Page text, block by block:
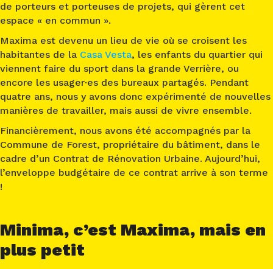
de porteurs et porteuses de projets, qui gèrent cet
espace « en commun ».
Maxima est devenu un lieu de vie où se croisent les
habitantes de la Casa Vesta, les enfants du quartier qui
viennent faire du sport dans la grande Verrière, ou
encore les usager·es des bureaux partagés. Pendant
quatre ans, nous y avons donc expérimenté de nouvelles
manières de travailler, mais aussi de vivre ensemble.
Financièrement, nous avons été accompagnés par la
Commune de Forest, propriétaire du bâtiment, dans le
cadre d’un Contrat de Rénovation Urbaine. Aujourd’hui,
l’enveloppe budgétaire de ce contrat arrive à son terme
!
Minima, c’est Maxima, mais en
plus petit